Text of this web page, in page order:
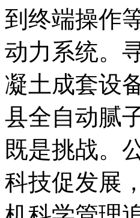
到终端操作
动力系统。
凝土成套设
县全自动腻
既是挑战。
科技促发展